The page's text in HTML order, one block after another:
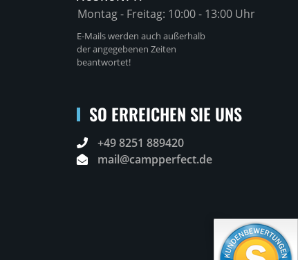
Montag - Freitag: 10:00 - 13:00 Uhr
E-Mails werden auch außerhalb
der angegebenen Zeiten
beantwortet!
SO ERREICHEN SIE UNS
+49 8251 889420
mail@campperfect.de